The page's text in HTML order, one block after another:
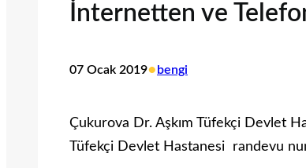
İnternetten ve
07 Ocak 2019• bengi
Çukurova Dr. Aşkım Tüfekçi Devlet
Tüfekçi Devlet Hastanesi randevu